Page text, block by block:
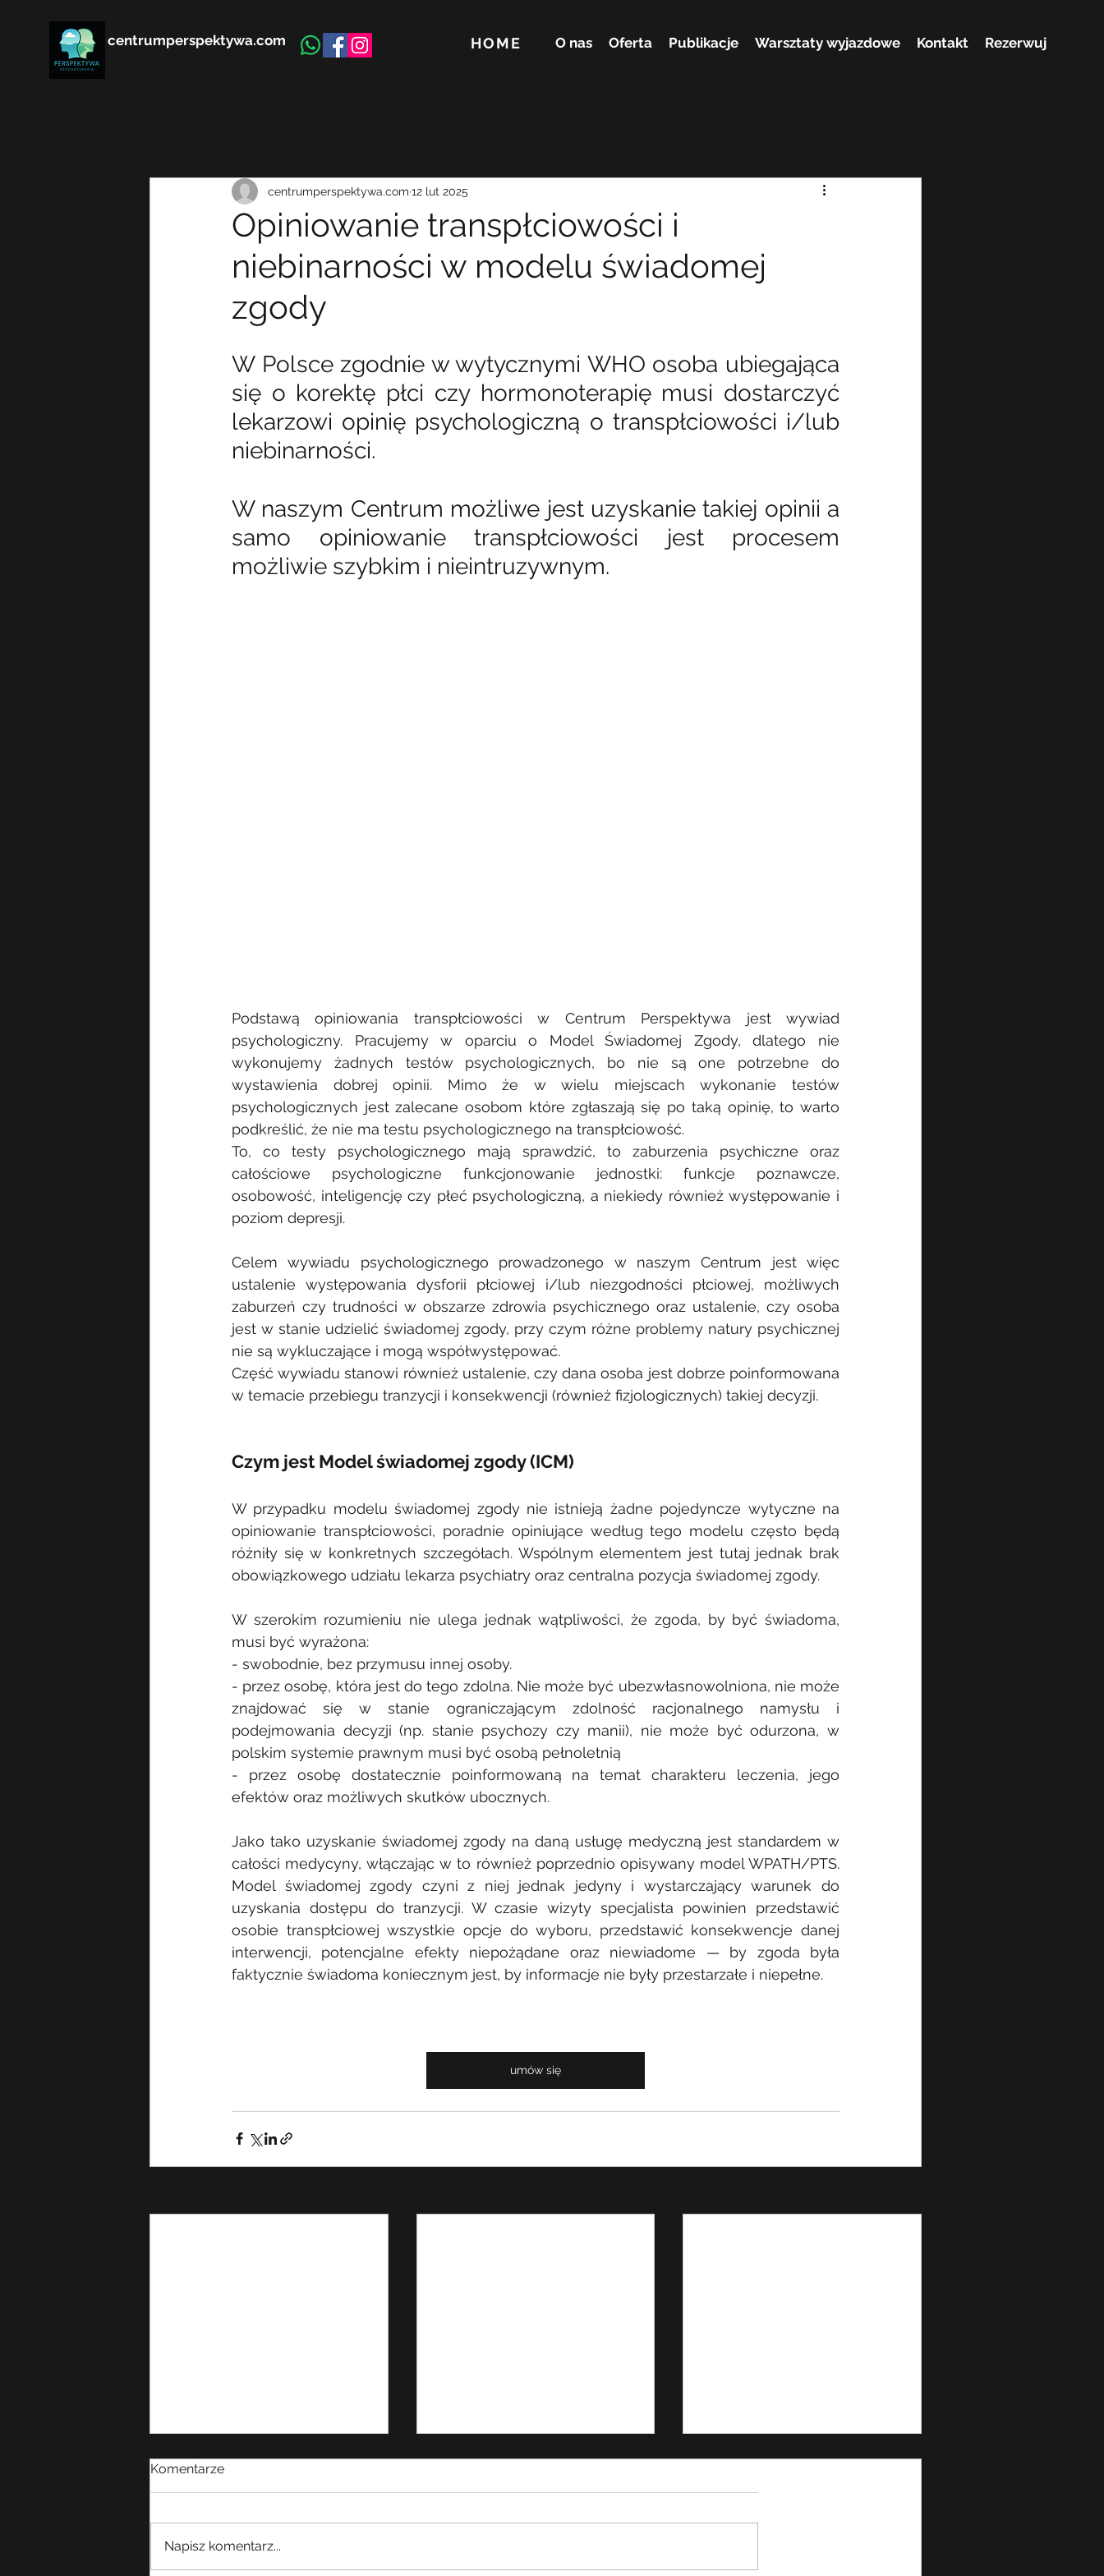
centrumperspektywa.com HOME O nas Oferta Publikacje Warsztaty wyjazdowe Kontakt Rezerwuj
Opiniowanie transpłciowości i
niebinarności w modelu świadomej
zgody
centrumperspektywa.com 12 lut 2025
W Polsce zgodnie w wytycznymi WHO osoba ubiegająca
się o korektę płci czy hormonoterapię musi dostarczyć
lekarzowi opinię psychologiczną o transpłciowości i/lub
niebinarności.
W naszym Centrum możliwe jest uzyskanie takiej opinii a
samo opiniowanie transpłciowości jest procesem
możliwie szybkim i nieintruzywnym.
Podstawą opiniowania transpłciowości w Centrum Perspektywa jest wywiad
psychologiczny. Pracujemy w oparciu o Model Świadomej Zgody, dlatego nie
wykonujemy żadnych testów psychologicznych, bo nie są one potrzebne do
wystawienia dobrej opinii. Mimo że w wielu miejscach wykonanie testów
psychologicznych jest zalecane osobom które zgłaszają się po taką opinię, to warto
podkreślić, że nie ma testu psychologicznego na transpłciowość.
To, co testy psychologicznego mają sprawdzić, to zaburzenia psychiczne oraz
całościowe psychologiczne funkcjonowanie jednostki: funkcje poznawcze,
osobowość, inteligencję czy płeć psychologiczną, a niekiedy również występowanie i
poziom depresji.
Celem wywiadu psychologicznego prowadzonego w naszym Centrum jest więc
ustalenie występowania dysforii płciowej i/lub niezgodności płciowej, możliwych
zaburzeń czy trudności w obszarze zdrowia psychicznego oraz ustalenie, czy osoba
jest w stanie udzielić świadomej zgody, przy czym różne problemy natury psychicznej
nie są wykluczające i mogą współwystępować.
Część wywiadu stanowi również ustalenie, czy dana osoba jest dobrze poinformowana
w temacie przebiegu tranzycji i konsekwencji (również fizjologicznych) takiej decyzji.
Czym jest Model świadomej zgody (ICM)
W przypadku modelu świadomej zgody nie istnieją żadne pojedyncze wytyczne na
opiniowanie transpłciowości, poradnie opiniujące według tego modelu często będą
różniły się w konkretnych szczegółach. Wspólnym elementem jest tutaj jednak brak
obowiązkowego udziału lekarza psychiatry oraz centralna pozycja świadomej zgody.
W szerokim rozumieniu nie ulega jednak wątpliwości, że zgoda, by być świadoma,
musi być wyrażona:
- swobodnie, bez przymusu innej osoby.
- przez osobę, która jest do tego zdolna. Nie może być ubezwłasnowolniona, nie może
znajdować się w stanie ograniczającym zdolność racjonalnego namysłu i
podejmowania decyzji (np. stanie psychozy czy manii), nie może być odurzona, w
polskim systemie prawnym musi być osobą pełnoletnią
- przez osobę dostatecznie poinformowaną na temat charakteru leczenia, jego
efektów oraz możliwych skutków ubocznych.
Jako tako uzyskanie świadomej zgody na daną usługę medyczną jest standardem w
całości medycyny, włączając w to również poprzednio opisywany model WPATH/PTS.
Model świadomej zgody czyni z niej jednak jedyny i wystarczający warunek do
uzyskania dostępu do tranzycji. W czasie wizyty specjalista powinien przedstawić
osobie transpłciowej wszystkie opcje do wyboru, przedstawić konsekwencje danej
interwencji, potencjalne efekty niepożądane oraz niewiadome — by zgoda była
faktycznie świadoma koniecznym jest, by informacje nie były przestarzałe i niepełne.
umów się
Komentarze
Napisz komentarz...